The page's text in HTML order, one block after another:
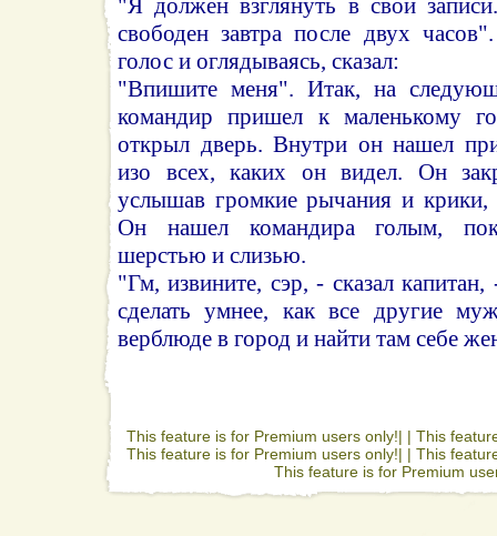
свободен завтра после двух
голос и оглядываясь, сказал:
"Впишите меня". Итак, на
командир пришел к маленькому
открыл дверь. Внутри он нашел
изо всех, каких он видел. Он
услышав громкие рычания и крики,
Он нашел командира голым,
шерстью и слизью.
"Гм, извините, сэр, - сказал
сделать умнее, как все другие
верблюде в город и найти там себе
This feature is for Premium users only!| | This
This feature is for Premium users only!| | This
This feature is for Premium